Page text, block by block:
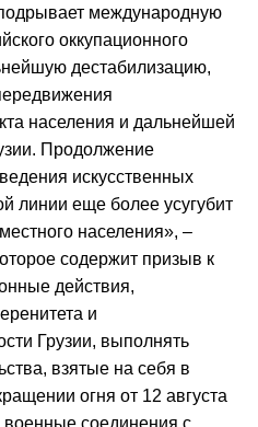
международную
оккупационного
дестабилизацию,
населения и дальнейшей
Продолжение
искусственных
линии еще более усугубит
населения», –
содержит призыв к
действия,
и
Грузии, выполнять
взятые на себя в
огня от 12 августа
военные соединения с